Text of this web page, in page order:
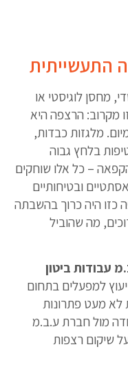
התעשייתית
מחסן לוגיסטי או
מקרוב: הרצפה היא
מלגזות כבדות,
בלחץ גבוה
– כל אלו שוחקים
ובטיחותיים
כזו היה כרוך בהשבתה
מה שהוביל
עבודות ביטון
למפעלים בתחום
לא מעט פתרונות
מול חברת ע.ב.מ
שיקום רצפות